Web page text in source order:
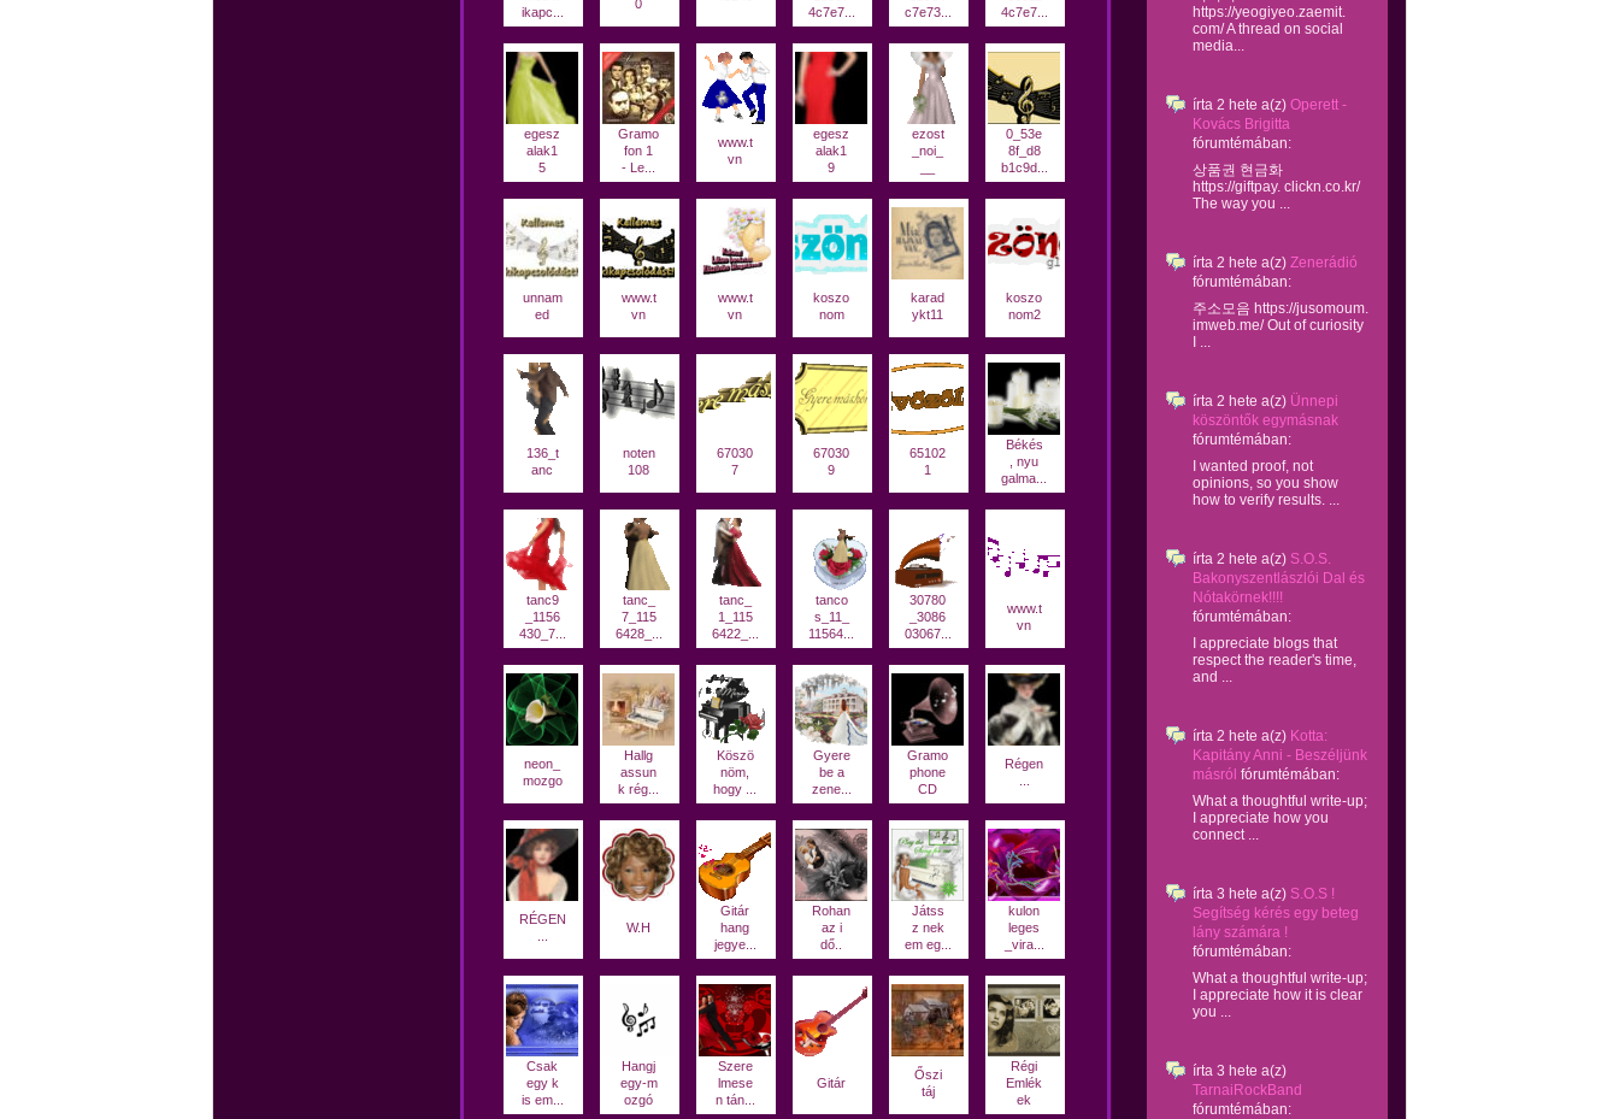
ikapc...
0
4c7e7...
c7e73...
4c7e7...
egesz
alak1
5
Gramo
fon 1
- Le...
www.t
vn
egesz
alak1
9
ezost
_noi_
0_53e
8f_d8
b1c9d...
unnam
ed
www.t
vn
www.t
vn
koszo
nom
karad
ykt11
koszo
nom2
136_t
anc
noten
108
67030
7
67030
9
65102
1
Békés
, nyu
galma...
tanc9
_1156
430_7...
tanc_
7_115
6428_...
tanc_
1_115
6422_...
tanco
s_11_
11564...
30780
_3086
03067...
www.t
vn
neon_
mozgo
Hallg
assun
k rég...
Köszö
nöm,
hogy ...
Gyere
be a
zene...
Gramo
phone
CD
Régen
RÉGEN
W.H
Gitár
hang
jegye...
Rohan
az i
dő..
Játss
z nek
em eg...
kulon
leges
_vira...
Csak
egy k
is em...
Hangj
egy-m
ozgó
Szere
lmese
n tán...
Gitár
Őszi
táj
Régi
Emlék
ek
https://yeogiyeo.zaemit.
com/ A thread on social
media...
írta 2 hete a(z) Operett -
Kovács Brigitta
fórumtémában:
상품권 현금화
https://giftpay. clickn.co.kr/
The way you ...
írta 2 hete a(z) Zenerádió
fórumtémában:
주소모음 https://jusomoum.
imweb.me/ Out of curiosity
I ...
írta 2 hete a(z) Ünnepi
köszöntők egymásnak
fórumtémában:
I wanted proof, not
opinions, so you show
how to verify results. ...
írta 2 hete a(z) S.O.S.
Bakonyszentlászlói Dal és
Nótakörnek!!!!
fórumtémában:
I appreciate blogs that
respect the reader's time,
and ...
írta 2 hete a(z) Kotta:
Kapitány Anni - Beszéljünk
másról fórumtémában:
What a thoughtful write-up;
I appreciate how you
connect ...
írta 3 hete a(z) S.O.S !
Segítség kérés egy beteg
lány számára !
fórumtémában:
What a thoughtful write-up;
I appreciate how it is clear
you ...
írta 3 hete a(z)
TarnaiRockBand
fórumtémában: